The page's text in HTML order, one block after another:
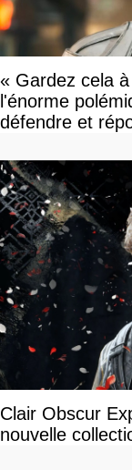
« Gardez cela
l'énorme
défendre et
Clair Obscur
nouvelle